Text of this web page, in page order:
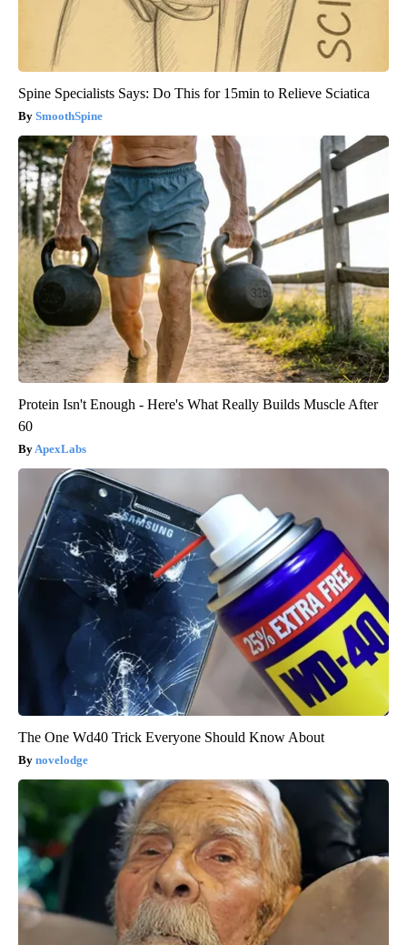
Spine Specialists Says: Do This for 15min to Relieve Sciatica
SmoothSpine
Protein Isn't Enough - Here's What Really Builds Muscle After
60
ApexLabs
The One Wd40 Trick Everyone Should Know About
novelodge